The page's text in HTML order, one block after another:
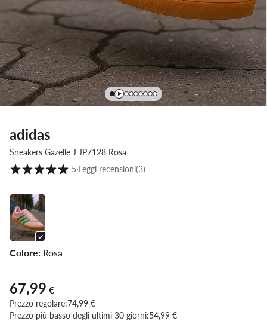
adidas
Sneakers Gazelle J JP7128 Rosa
Valutazione clienti su scala da 1 a 5
5⋅Leggi recensioni(3)
Colore: Rosa
Prezzo attuale 67,99 €
67,99 €
Prezzo regolare:74,99 €
Prezzo più basso degli ultimi 30 giorni:54,99 €